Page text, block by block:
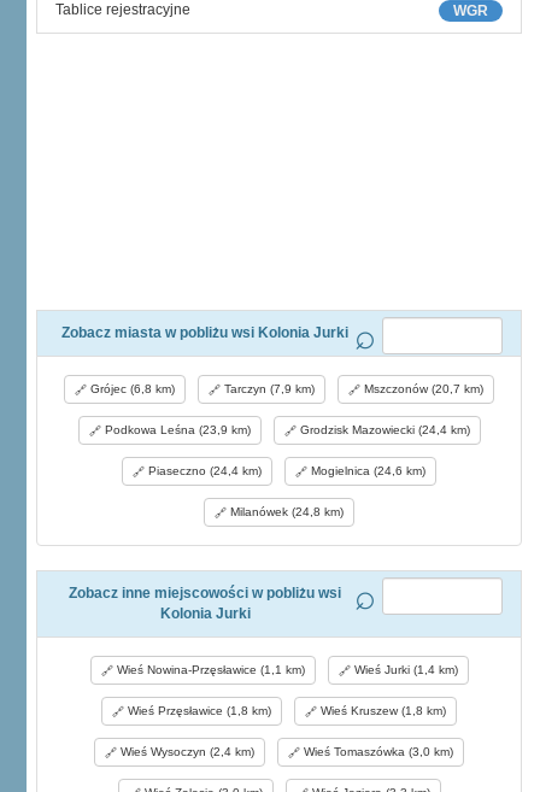
WGR
Tablice rejestracyjne
Zobacz miasta w pobliżu wsi Kolonia Jurki
Grójec (6,8 km) Tarczyn (7,9 km) Mszczonów (20,7 km)
Podkowa Leśna (23,9 km) Grodzisk Mazowiecki (24,4 km)
Piaseczno (24,4 km) Mogielnica (24,6 km)
Milanówek (24,8 km)
Zobacz inne miejscowości w pobliżu wsi
Kolonia Jurki
Wieś Nowina-Przęsławice (1,1 km) Wieś Jurki (1,4 km)
Wieś Przęsławice (1,8 km) Wieś Kruszew (1,8 km)
Wieś Wysoczyn (2,4 km) Wieś Tomaszówka (3,0 km)